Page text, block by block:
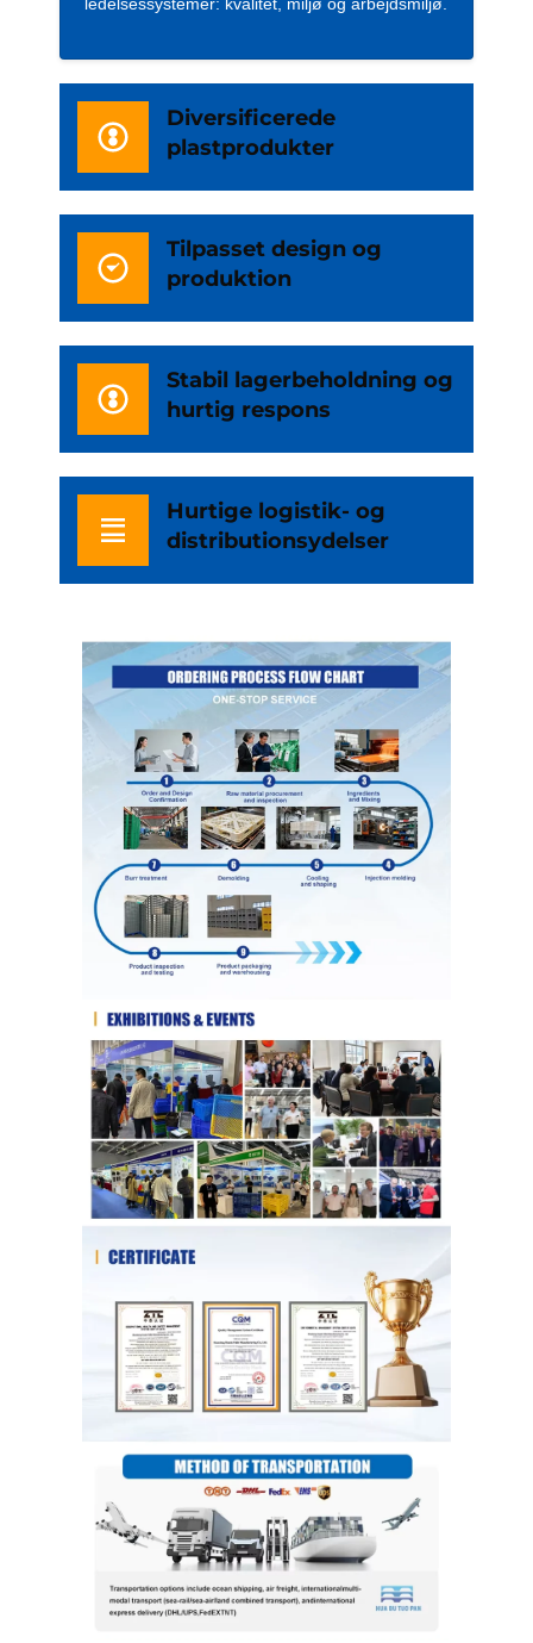
Diversificerede
plastprodukter
Tilpasset design og
produktion
Stabil lagerbeholdning og
hurtig respons
Hurtige logistik- og
distributionsydelser